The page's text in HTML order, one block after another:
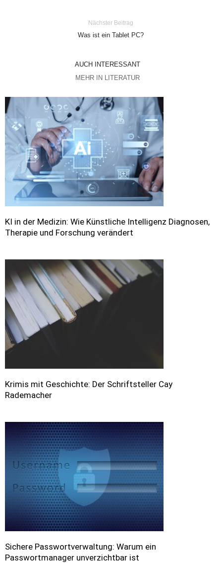
Nächster Beitrag
Was ist ein Tablet PC?
AUCH INTERESSANT
MEHR IN LITERATUR
KI in der Medizin: Wie Künstliche Intelligenz Diagnosen,
Therapie und Forschung verändert
Krimis mit Geschichte: Der Schriftsteller Cay
Rademacher
Sichere Passwortverwaltung: Warum ein
Passwortmanager unverzichtbar ist